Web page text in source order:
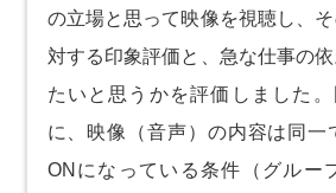
の立場と思って映像を視聴し、
対する印象評価と、急な仕事の
たいと思うかを評価しました
に、映像（音声）の内容は同一
ONになっている条件（グルー